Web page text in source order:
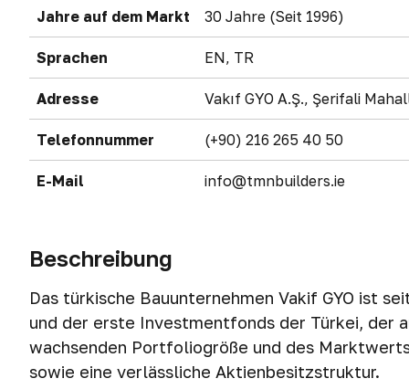
Jahre auf dem Markt 30 Jahre (Seit 1996)
Sprachen EN, TR
Adresse Vakıf GYO A.Ş., Şerifali
Telefonnummer (+90) 216 265 40 50
E-Mail info@tmnbuilders.ie
Beschreibung
Das türkische Bauunternehmen Vakif GYO ist
und der erste Investmentfonds der Türkei, der
wachsenden Portfoliogröße und des
sowie eine verlässliche Aktienbesitzstruktur.